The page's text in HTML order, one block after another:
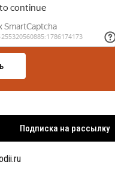
Подписка на рассылку